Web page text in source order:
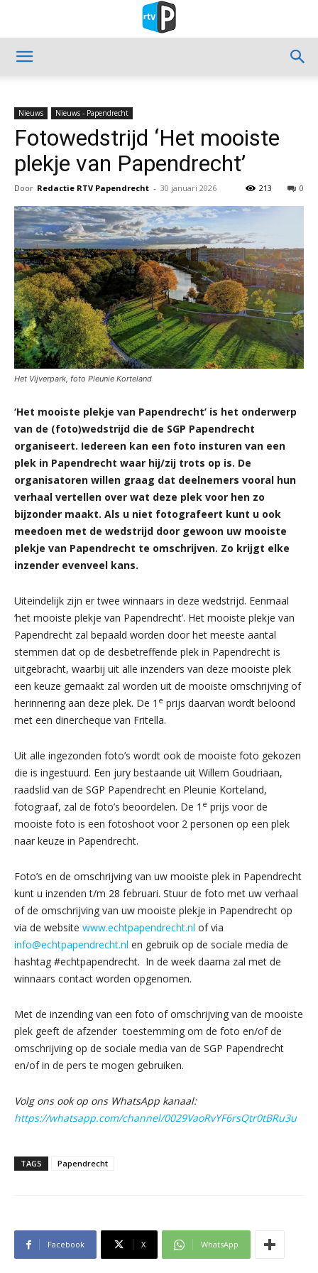
Nieuws Nieuws - Papendrecht
Fotowedstrijd ‘Het mooiste
plekje van Papendrecht’
Door Redactie RTV Papendrecht - 30 januari 2026 0
213
Het Vijverpark, foto Pleunie Korteland
‘Het mooiste plekje van Papendrecht’ is het onderwerp
van de (foto)wedstrijd die de SGP Papendrecht
organiseert. Iedereen kan een foto insturen van een
plek in Papendrecht waar hij/zij trots op is. De
organisatoren willen graag dat deelnemers vooral hun
verhaal vertellen over wat deze plek voor hen zo
bijzonder maakt. Als u niet fotografeert kunt u ook
meedoen met de wedstrijd door gewoon uw mooiste
plekje van Papendrecht te omschrijven. Zo krijgt elke
inzender evenveel kans.
Uiteindelijk zijn er twee winnaars in deze wedstrijd. Eenmaal
‘het mooiste plekje van Papendrecht’. Het mooiste plekje van
Papendrecht zal bepaald worden door het meeste aantal
stemmen dat op de desbetreffende plek in Papendrecht is
uitgebracht, waarbij uit alle inzenders van deze mooiste plek
een keuze gemaakt zal worden uit de mooiste omschrijving of
herinnering aan deze plek. De 1 e prijs daarvan wordt beloond
met een dinercheque van Fritella.
Uit alle ingezonden foto’s wordt ook de mooiste foto gekozen
die is ingestuurd. Een jury bestaande uit Willem Goudriaan,
raadslid van de SGP Papendrecht en Pleunie Korteland,
fotograaf, zal de foto’s beoordelen. De 1 e prijs voor de
mooiste foto is een fotoshoot voor 2 personen op een plek
naar keuze in Papendrecht.
Foto’s en de omschrijving van uw mooiste plek in Papendrecht
kunt u inzenden t/m 28 februari. Stuur de foto met uw verhaal
of de omschrijving van uw mooiste plekje in Papendrecht op
via de website www.echtpapendrecht.nl of via
info@echtpapendrecht.nl en gebruik op de sociale media de
hashtag #echtpapendrecht. In de week daarna zal met de
winnaars contact worden opgenomen.
Met de inzending van een foto of omschrijving van de mooiste
plek geeft de afzender toestemming om de foto en/of de
omschrijving op de sociale media van de SGP Papendrecht
en/of in de pers te mogen gebruiken.
Volg ons ook op ons WhatsApp kanaal:
https://whatsapp.com/channel/0029VaoRvYF6rsQtr0tBRu3u
TAGS Papendrecht
Facebook X WhatsApp